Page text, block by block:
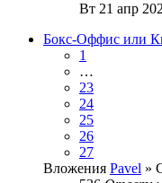
Вт 21 апр
Бокс-Оффис или
1
…
23
24
25
26
27
Вложения Pavel »